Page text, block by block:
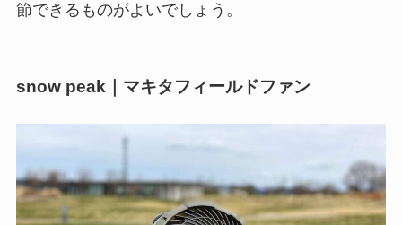
節できるものがよいでしょう。
snow peak｜マキタフィールドファン